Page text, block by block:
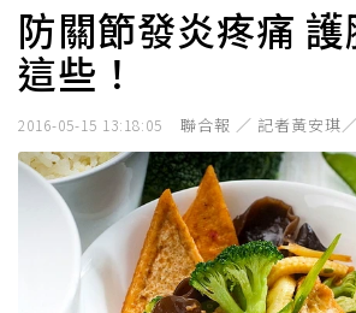
防關節發炎疼痛
這些！
2016-05-15 13:18:05 聯合報 ／ 記者黃安琪